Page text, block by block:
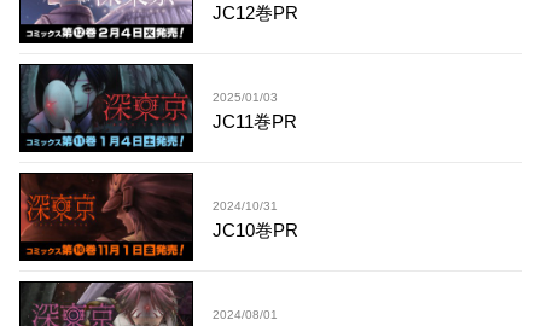
JC12巻PR
2025/01/03
JC11巻PR
2024/10/31
JC10巻PR
2024/08/01